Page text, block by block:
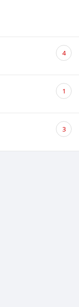
댓
글 4
댓
글 1
댓
글 3